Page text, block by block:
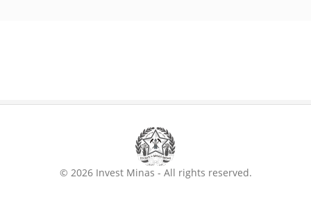
© 2026 Invest Minas - All rights reserved.